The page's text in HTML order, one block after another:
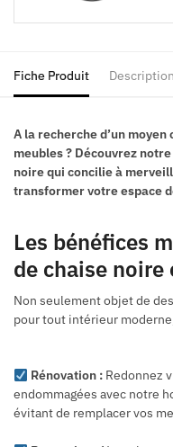
Fiche Produit Description
A la recherche d’un
meubles ? Découvrez
noire qui concilie à
transformer votre espace
Les bénéfices
de chaise
Non seulement objet de
pour tout intérieur
Rénovation :Redonnez
endommagées avec notre
évitant de remplacer vos